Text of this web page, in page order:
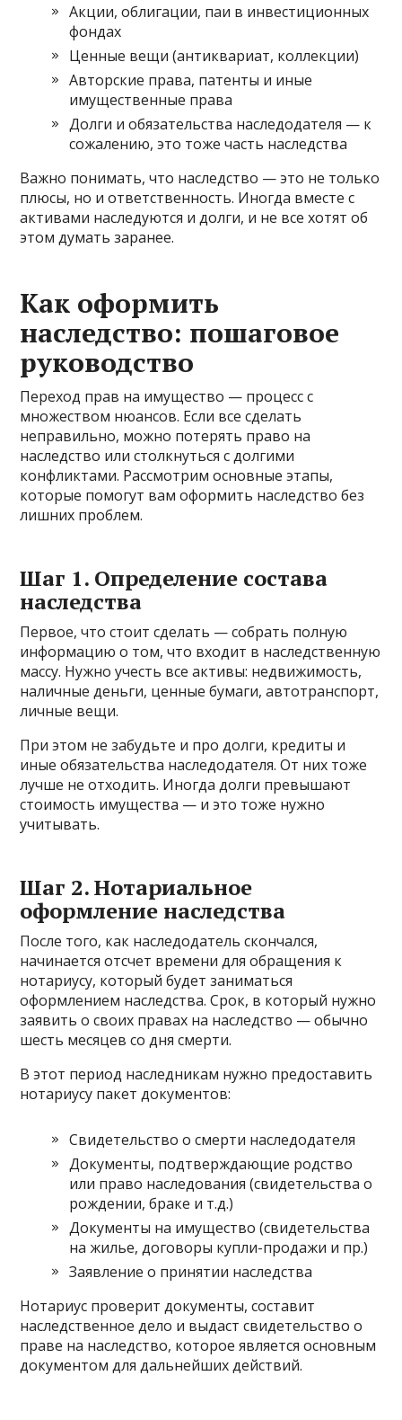
Акции, облигации, паи в инвестиционных
фондах
Ценные вещи (антиквариат, коллекции)
Авторские права, патенты и иные
имущественные права
Долги и обязательства наследодателя — к
сожалению, это тоже часть наследства
Важно понимать, что наследство — это не только
плюсы, но и ответственность. Иногда вместе с
активами наследуются и долги, и не все хотят об
этом думать заранее.
Как оформить
наследство: пошаговое
руководство
Переход прав на имущество — процесс с
множеством нюансов. Если все сделать
неправильно, можно потерять право на
наследство или столкнуться с долгими
конфликтами. Рассмотрим основные этапы,
которые помогут вам оформить наследство без
лишних проблем.
Шаг 1. Определение состава
наследства
Первое, что стоит сделать — собрать полную
информацию о том, что входит в наследственную
массу. Нужно учесть все активы: недвижимость,
наличные деньги, ценные бумаги, автотранспорт,
личные вещи.
При этом не забудьте и про долги, кредиты и
иные обязательства наследодателя. От них тоже
лучше не отходить. Иногда долги превышают
стоимость имущества — и это тоже нужно
учитывать.
Шаг 2. Нотариальное
оформление наследства
После того, как наследодатель скончался,
начинается отсчет времени для обращения к
нотариусу, который будет заниматься
оформлением наследства. Срок, в который нужно
заявить о своих правах на наследство — обычно
шесть месяцев со дня смерти.
В этот период наследникам нужно предоставить
нотариусу пакет документов:
Свидетельство о смерти наследодателя
Документы, подтверждающие родство
или право наследования (свидетельства о
рождении, браке и т.д.)
Документы на имущество (свидетельства
на жилье, договоры купли-продажи и пр.)
Заявление о принятии наследства
Нотариус проверит документы, составит
наследственное дело и выдаст свидетельство о
праве на наследство, которое является основным
документом для дальнейших действий.